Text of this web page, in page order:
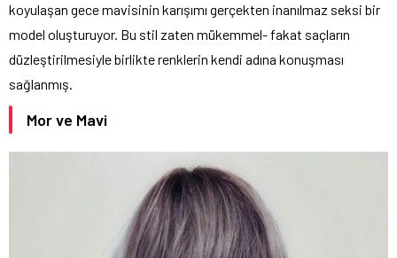
koyulaşan gece mavisinin karışımı gerçekten inanılmaz seksi bir
model oluşturuyor. Bu stil zaten mükemmel- fakat saçların
düzleştirilmesiyle birlikte renklerin kendi adına konuşması
sağlanmış.
Mor ve Mavi